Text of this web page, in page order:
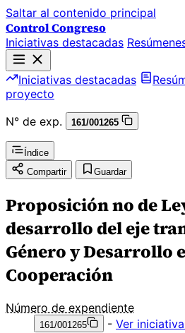
Saltar al contenido principal
Control Congreso
Iniciativas destacadas
Iniciativas destacadas
proyecto
N° de exp.
161/001265
Índice
Compartir
Guardar
Proposición no de
desarrollo del eje
Género y Desarrollo
Cooperación
Número de expendiente
161/001265 - Ver